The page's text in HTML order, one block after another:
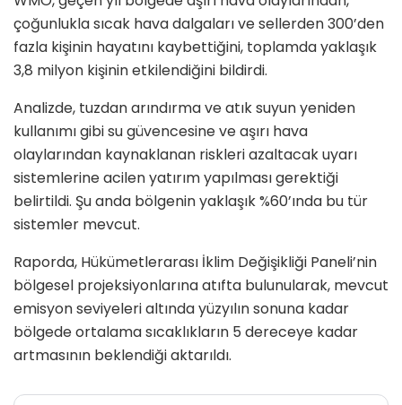
çoğunlukla sıcak hava dalgaları ve sellerden 300’den
fazla kişinin hayatını kaybettiğini, toplamda yaklaşık
3,8 milyon kişinin etkilendiğini bildirdi.
Analizde, tuzdan arındırma ve atık suyun yeniden
kullanımı gibi su güvencesine ve aşırı hava
olaylarından kaynaklanan riskleri azaltacak uyarı
sistemlerine acilen yatırım yapılması gerektiği
belirtildi. Şu anda bölgenin yaklaşık %60’ında bu tür
sistemler mevcut.
Raporda, Hükümetlerarası İklim Değişikliği Paneli’nin
bölgesel projeksiyonlarına atıfta bulunularak, mevcut
emisyon seviyeleri altında yüzyılın sonuna kadar
bölgede ortalama sıcaklıkların 5 dereceye kadar
artmasının beklendiği aktarıldı.